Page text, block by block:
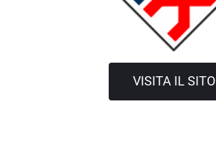
VISITA IL SITO